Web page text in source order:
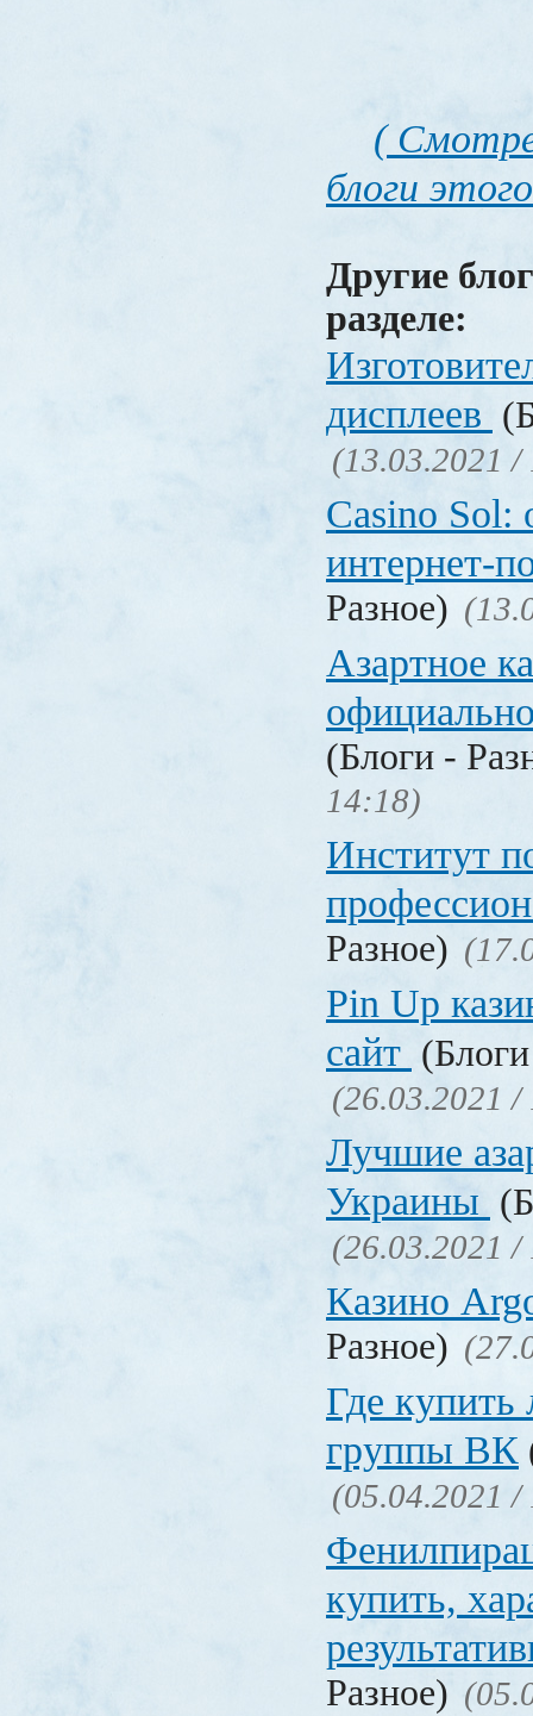
(
блоги
Другие
разделе:
дисплеев
(13.03.2021 /
Casino Sol:
интернет-
Разное)
Азартное
(Блоги -
14:18)
Институт
Разное)
Pin Up
сайт
(26.03.2021 /
Лучшие
Украины
(26.03.2021 /
Казино
Разное)
Где купить
группы ВК
(05.04.2021 /
купить,
Разное)